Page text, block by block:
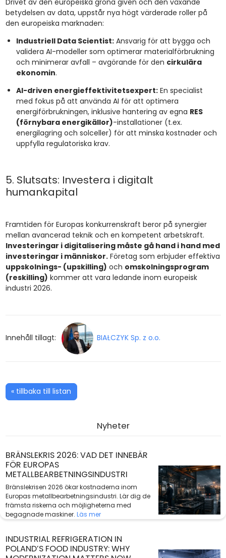
Drivet av den europeiska gröna given och den växande
betydelsen av data, uppstår nya högt värderade roller på
den europeiska marknaden:
Industriell Data Scientist:Ansvarig för att bygga och
validera AI-modeller som optimerar materialförbrukning
och minimerar avfall – avgörande för den cirkulära
ekonomin.
AI-driven energieffektivitetsexpert:En specialist
med fokus på att använda AI för att optimera
energiförbrukningen, inklusive hantering av egna RES
(förnybara energikällor)-installationer (t.ex.
energilagring och solceller) för att minska kostnader och
uppfylla regulatoriska krav.
5. Slutsats: Investera i digitalt
humankapital
Framtiden för Europas konkurrenskraft beror på synergier
mellan avancerad teknik och en kompetent arbetskraft.
Investeringar i digitalisering måste gå hand i hand med
investeringar i människor.Företag som erbjuder effektiva
uppskolnings- (upskilling) och omskolningsprogram
(reskilling) kommer att vara ledande inom europeisk
industri 2026.
Innehåll tillagt: BIAŁCZYK Sp. z o.o.
« tillbaka till listan
Nyheter
BRÄNSLEKRIS 2026: VAD DET INNEBÄR
FÖR EUROPAS
METALLBEARBETNINGSINDUSTRI
Bränslekrisen 2026 ökar kostnaderna inom
Europas metallbearbetningsindustri. Lär dig de
främsta riskerna och möjligheterna med
begagnade maskiner. Läs mer
INDUSTRIAL REFRIGERATION IN
POLAND’S FOOD INDUSTRY: WHY